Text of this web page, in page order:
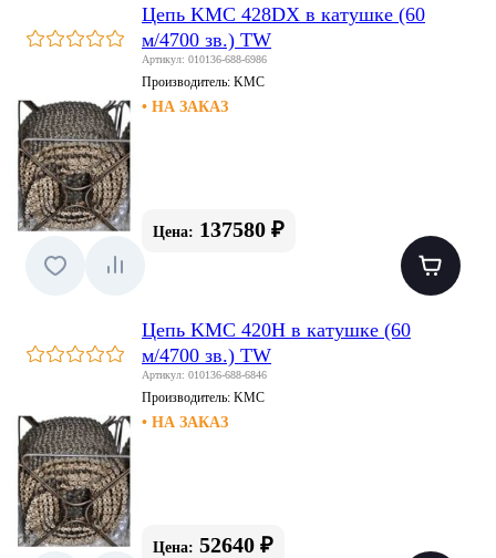
Цепь KMC 428DX в катушке (60
м/4700 зв.) TW
Артикул: 010136-688-6986
Производитель: KMC
• НА ЗАКАЗ
Цена: 137580 ₽
Цепь KMC 420H в катушке (60
м/4700 зв.) TW
Артикул: 010136-688-6846
Производитель: KMC
• НА ЗАКАЗ
Цена: 52640 ₽